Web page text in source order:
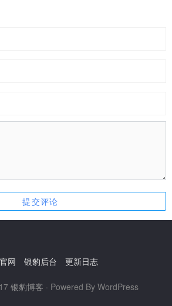
网 银豹后台 更新日志
银豹博客 · Powered By WordPress